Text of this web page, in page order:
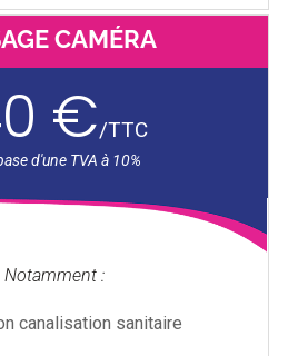
CAMÉRA
€/TTC
Notamment :
canalisation sanitaire